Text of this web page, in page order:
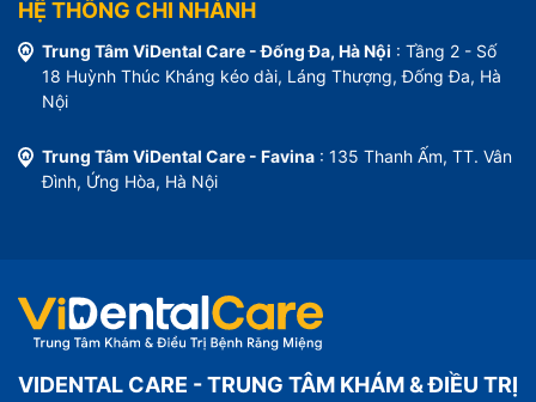
HỆ THỐNG CHI NHÁNH
Trung Tâm ViDental Care - Đống Đa, Hà Nội : Tầng 2 - Số
18 Huỳnh Thúc Kháng kéo dài, Láng Thượng, Đống Đa, Hà
Nội
Trung Tâm ViDental Care - Favina : 135 Thanh Ấm, TT. Vân
Đình, Ứng Hòa, Hà Nội
VIDENTAL CARE - TRUNG TÂM KHÁM & ĐIỀU TRỊ